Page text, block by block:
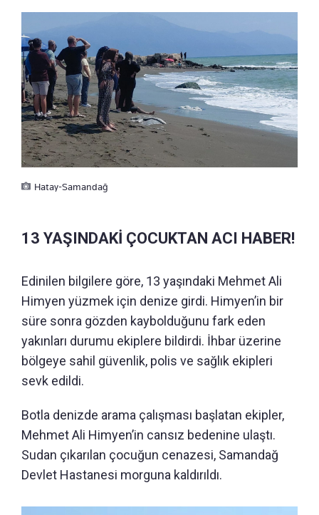
Hatay-Samandağ
13 YAŞINDAKİ ÇOCUKTAN ACI HABER!
Edinilen bilgilere göre, 13 yaşındaki Mehmet Ali
Himyen yüzmek için denize girdi. Himyen’in bir
süre sonra gözden kaybolduğunu fark eden
yakınları durumu ekiplere bildirdi. İhbar üzerine
bölgeye sahil güvenlik, polis ve sağlık ekipleri
sevk edildi.
Botla denizde arama çalışması başlatan ekipler,
Mehmet Ali Himyen’in cansız bedenine ulaştı.
Sudan çıkarılan çocuğun cenazesi, Samandağ
Devlet Hastanesi morguna kaldırıldı.